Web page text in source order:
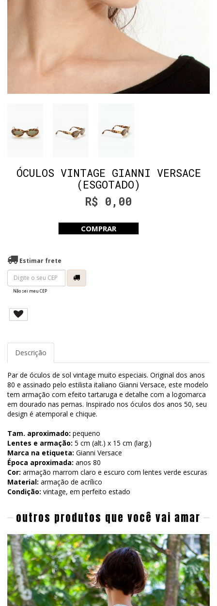
ÓCULOS VINTAGE GIANNI VERSACE
(ESGOTADO)
R$ 0,00
COMPRAR
Estimar frete
Não sei meu CEP
Descrição
Par de óculos de sol vintage muito especiais. Original dos anos
80 e assinado pelo estilista italiano Gianni Versace, este modelo
tem armação com efeito tartaruga e detalhe com a logomarca
em dourado nas pernas. Inspirado nos óculos dos anos 50, seu
design é atemporal e chique.
Tam. aproximado: pequeno
Lentes e armação: 5 cm (alt.) x 15 cm (larg.)
Marca na etiqueta: Gianni Versace
Época aproximada: anos 80
Cor: armação marrom claro e escuro com lentes verde escuras
Material: armação de acrílico
Condição: vintage, em perfeito estado
outros produtos que você vai amar